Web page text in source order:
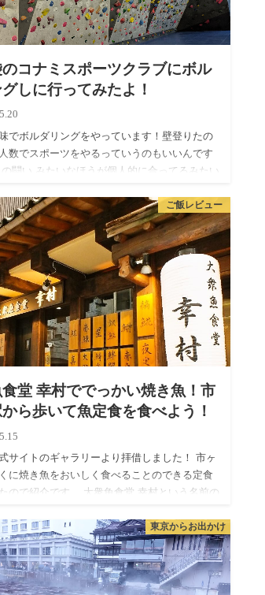
コナミスポーツクラブにボル
しに行ってみたよ！
でボルダリングをやっています！壁登りたの
数でスポーツをやるっていうのもいいんです
の闘い みたいなほうが個人的に合ってるみたい
ボル…
ご飯レビュー
堂 幸村ででっかい焼き魚！市
ら歩いて魚定食を食べよう！
サイトのギャラリーより拝借しました！ 市ヶ
に焼き魚をおいしく食べることのできる定食
ので紹介です。 大衆魚食堂 幸村という名前の
た…
東京からお出かけ